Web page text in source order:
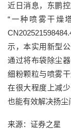
近日消息，东鹏
“一种喷雾干燥
示，本实用新型
通过将布袋除尘
细粉颗粒与喷雾
在很大程度上减
也能有效解决扬尘
来源：证券之星